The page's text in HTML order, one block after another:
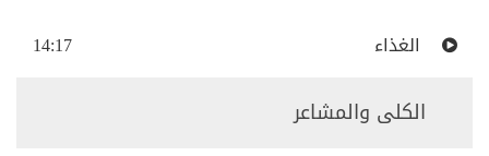
14:17
الغذاء
الكلى والمشاعر